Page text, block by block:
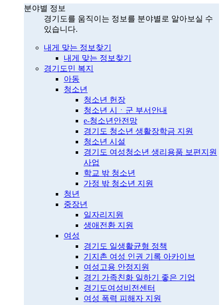
분야별 정보
경기도를 움직이는 정보를 분야별로 알아보실 수
있습니다.
내게 맞는 정보찾기
내게 맞는 정보찾기
경기도민 복지
아동
청소년
청소년 헌장
청소년 시ㆍ군 부서안내
e-청소년안전망
경기도 청소년 생활장학금 지원
청소년 시설
경기도 여성청소년 생리용품 보편지원
사업
학교 밖 청소년
가정 밖 청소년 지원
청년
중장년
일자리지원
생애전환 지원
여성
경기도 일생활균형 정책
기지촌 여성 인권 기록 아카이브
여성고용 안정지원
경기 가족친화 일하기 좋은 기업
경기도여성비전센터
여성 폭력 피해자 지원